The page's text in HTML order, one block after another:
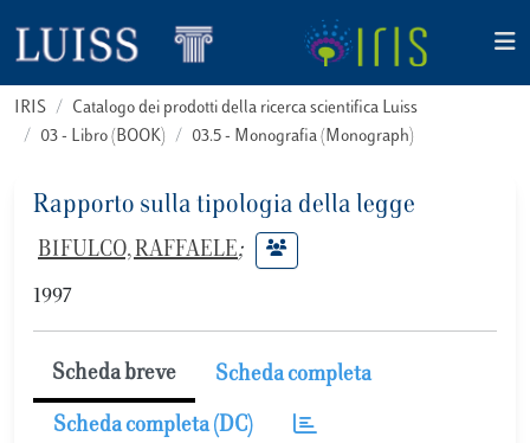
IRIS
Catalogo dei prodotti della ricerca scientifica Luiss
03 - Libro (BOOK)
03.5 - Monografia (Monograph)
Rapporto sulla tipologia della legge
BIFULCO, RAFFAELE;
1997
Scheda breve Scheda completa
Scheda completa (DC)